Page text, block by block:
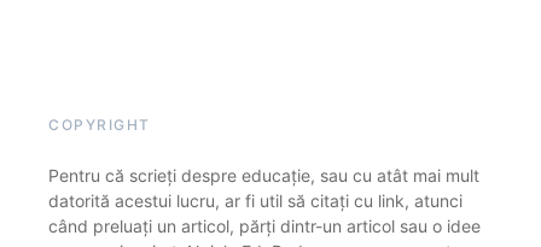
COPYRIGHT
Pentru că scrieți despre educație, sau cu atât mai mult
datorită acestui lucru, ar fi util să citați cu link, atunci
când preluați un articol, părți dintr-un articol sau o idee